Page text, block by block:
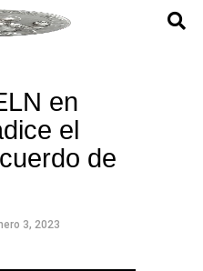
en
el
de
3, 2023